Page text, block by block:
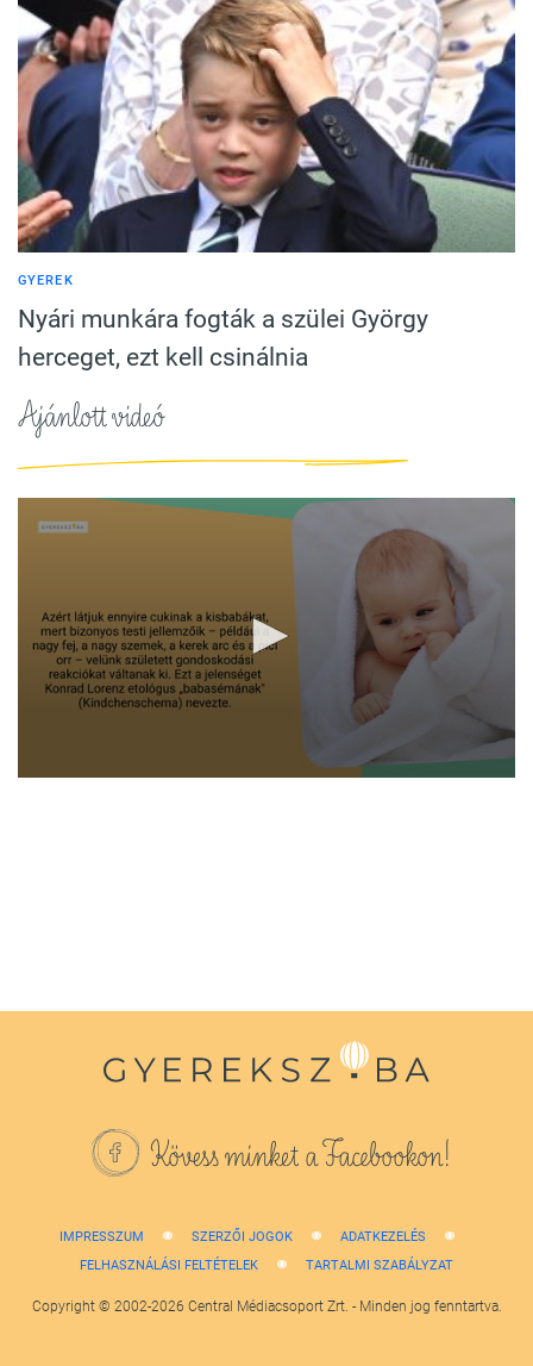
GYEREK
Nyári munkára fogták a szülei György
herceget, ezt kell csinálnia
Ajánlott videó
Kövess minket a Facebookon!
IMPRESSZUM SZERZŐI JOGOK
ADATKEZELÉS
FELHASZNÁLÁSI FELTÉTELEK
TARTALMI SZABÁLYZAT
Copyright © 2002-2026 Central Médiacsoport Zrt. - Minden jog fenntartva.